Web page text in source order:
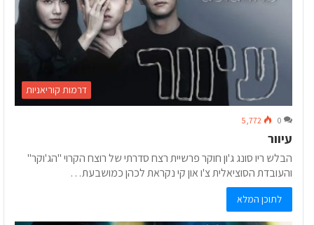
דרמות קוריאניות
0
5,772
עיוור
הבלש ריו סונג ג'ון חוקר פרשיית רצח סדרתי של רוצח הקרוי "הג'וקר"
והעובדת הסוציאלית צ'ו און קי נקראת לכהן כמושבעת…
לתוכן המלא